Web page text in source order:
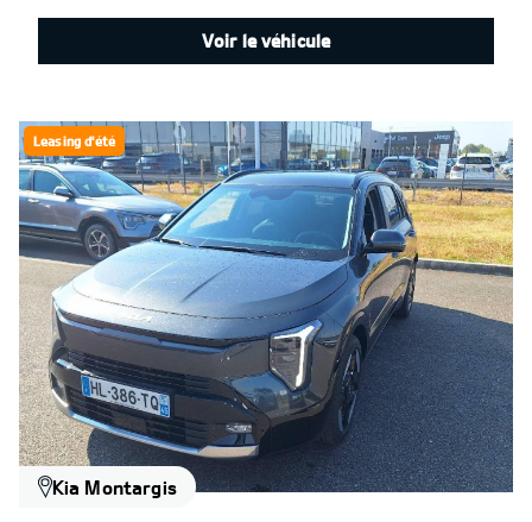
Voir le véhicule
Leasing d'été
Kia Montargis